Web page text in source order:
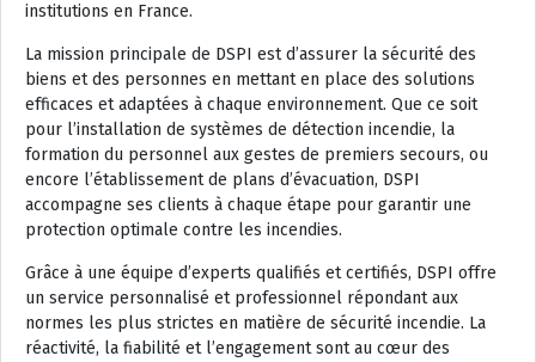
institutions en France.
La mission principale de DSPI est d’assurer la sécurité des
biens et des personnes en mettant en place des solutions
efficaces et adaptées à chaque environnement. Que ce soit
pour l’installation de systèmes de détection incendie, la
formation du personnel aux gestes de premiers secours, ou
encore l’établissement de plans d’évacuation, DSPI
accompagne ses clients à chaque étape pour garantir une
protection optimale contre les incendies.
Grâce à une équipe d’experts qualifiés et certifiés, DSPI offre
un service personnalisé et professionnel répondant aux
normes les plus strictes en matière de sécurité incendie. La
réactivité, la fiabilité et l’engagement sont au cœur des